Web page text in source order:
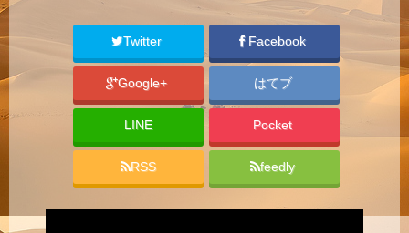
Twitter Facebook
Google+ はてブ
LINE Pocket
RSS feedly